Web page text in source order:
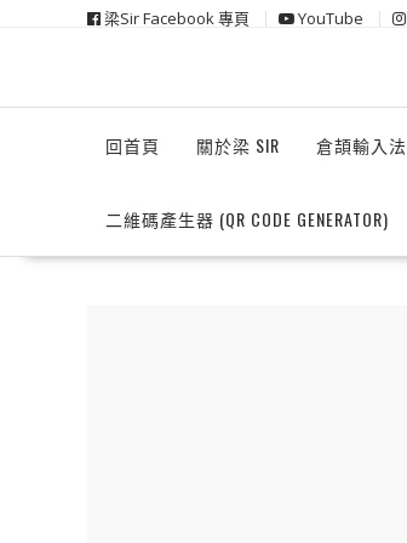
梁Sir Facebook 專頁 YouTube
回首頁 關於梁 SIR 倉頡輸入法
二維碼產生器 (QR CODE GENERATOR)